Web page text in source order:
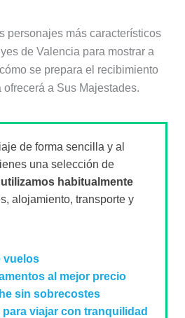
personajes más característicos
de Valencia para mostrar a
se prepara el recibimiento
a Sus Majestades.
de forma sencilla y al
una selección de
habitualmente
alojamiento, transporte y
vuelos
al mejor precio
sin sobrecostes
viajar con tranquilidad